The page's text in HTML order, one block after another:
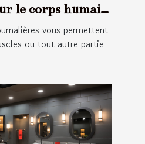
le corps humain
vous permettent
ou tout autre partie